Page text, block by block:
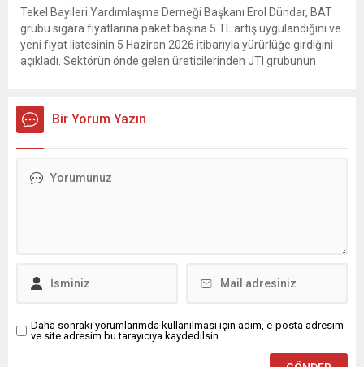
Tekel Bayileri Yardımlaşma Derneği Başkanı Erol Dündar, BAT
grubu sigara fiyatlarına paket başına 5 TL artış uygulandığını ve
yeni fiyat listesinin 5 Haziran 2026 itibarıyla yürürlüğe girdiğini
açıkladı. Sektörün önde gelen üreticilerinden JTI grubunun
Yardımlaşma...
Bir Yorum Yazın
Daha sonraki yorumlarımda kullanılması için adım, e-posta adresim
ve site adresim bu tarayıcıya kaydedilsin.